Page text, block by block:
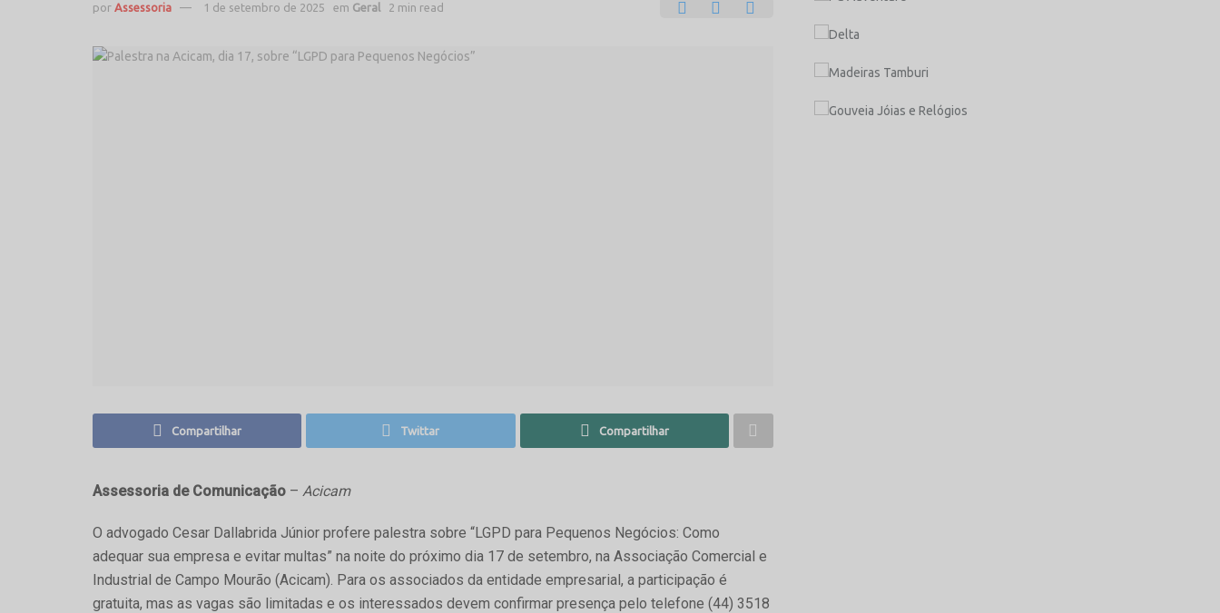
por Assessoria 1 de setembro de 2025 em Geral 2 min read
Compartilhar Twittar Compartilhar
Assessoria de Comunicação – Acicam
O advogado Cesar Dallabrida Júnior profere palestra sobre “LGPD para Pequenos Negócios: Como
adequar sua empresa e evitar multas” na noite do próximo dia 17 de setembro, na Associação Comercial e
Industrial de Campo Mourão (Acicam). Para os associados da entidade empresarial, a participação é
gratuita, mas as vagas são limitadas e os interessados devem confirmar presença pelo telefone (44) 3518